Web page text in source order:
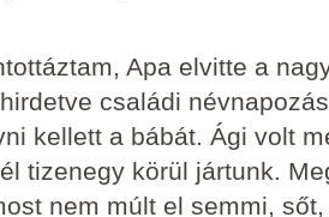
Apa elvitte a
családi
kellett a bábát. Ági volt
tizenegy körül jártunk.
nem múlt el semmi,